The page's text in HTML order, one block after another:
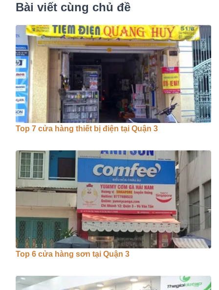
Bài viết cùng chủ đề
Top 7 cửa hàng thiết bị điện tại Quận 3
Top 6 cửa hàng sơn tại Quận 3